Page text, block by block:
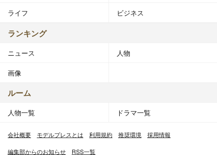
ライフ ビジネス
ランキング
ニュース 人物
画像
ルーム
人物一覧 ドラマ一覧
会社概要 モデルプレスとは 利用規約 推奨環境 採用情報
編集部からのお知らせ RSS一覧